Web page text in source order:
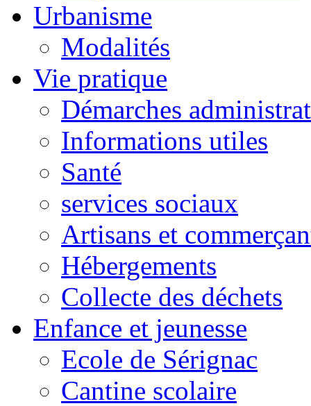
Urbanisme
Modalités
Vie pratique
Démarches
Informations utiles
Santé
services sociaux
Artisans et
Hébergements
Collecte des déchets
Enfance et jeunesse
Ecole de Sérignac
Cantine scolaire